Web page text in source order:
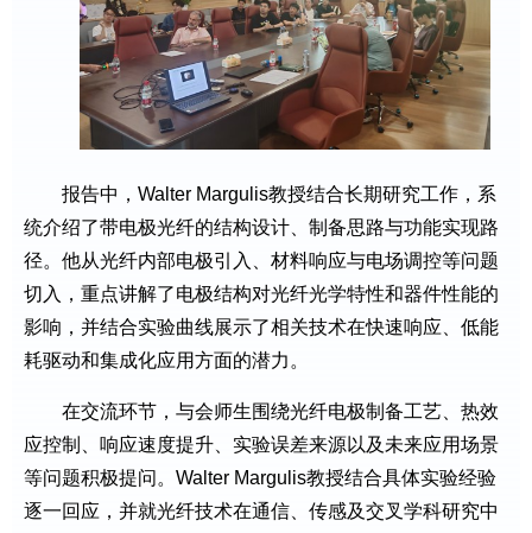
报告中，Walter Margulis教授结合长期研究工作，系
统介绍了带电极光纤的结构设计、制备思路与功能实现路
径。他从光纤内部电极引入、材料响应与电场调控等问题
切入，重点讲解了电极结构对光纤光学特性和器件性能的
影响，并结合实验曲线展示了相关技术在快速响应、低能
耗驱动和集成化应用方面的潜力。
在交流环节，与会师生围绕光纤电极制备工艺、热效
应控制、响应速度提升、实验误差来源以及未来应用场景
等问题积极提问。Walter Margulis教授结合具体实验经验
逐一回应，并就光纤技术在通信、传感及交叉学科研究中